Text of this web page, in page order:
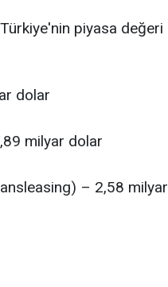
piyasa değeri
dolar
milyar dolar
– 2,58 milyar